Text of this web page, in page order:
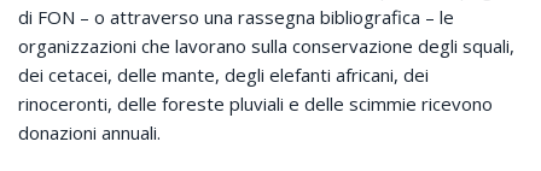
di FON – o attraverso una rassegna bibliografica – le
organizzazioni che lavorano sulla conservazione degli squali,
dei cetacei, delle mante, degli elefanti africani, dei
rinoceronti, delle foreste pluviali e delle scimmie ricevono
donazioni annuali.